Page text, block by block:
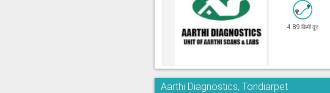
4.89 किमी दूर
Aarthi Diagnostics, Tondiarpet